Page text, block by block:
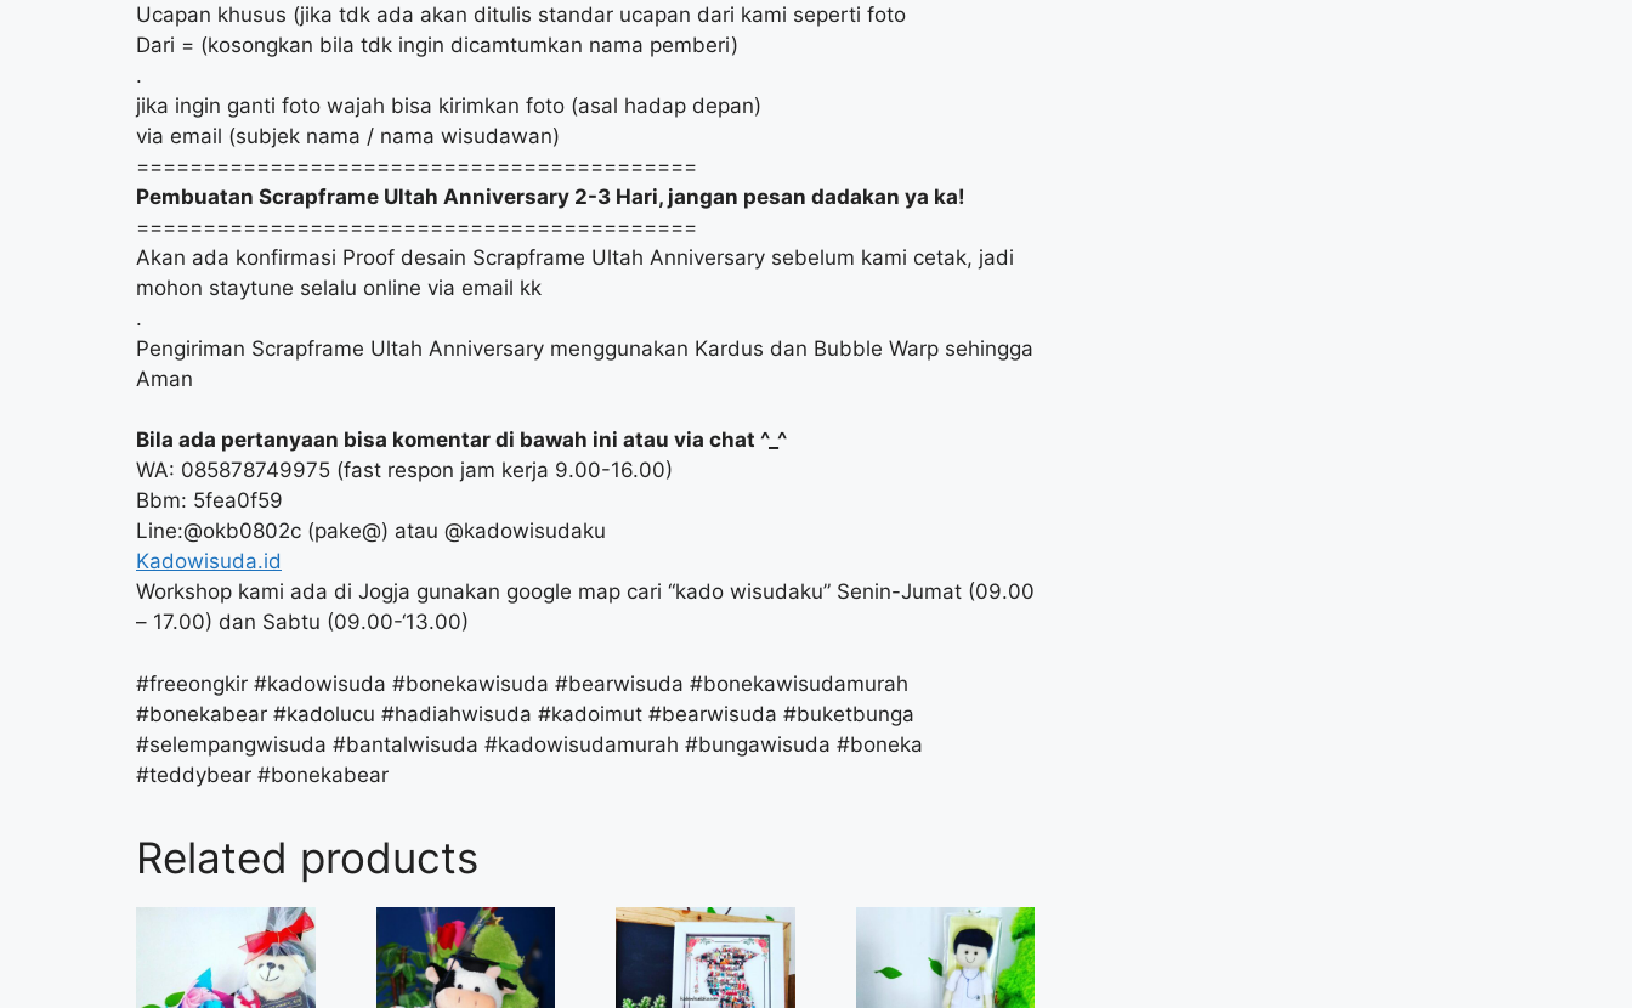
Ucapan khusus (jika tdk ada akan ditulis standar ucapan dari kami seperti foto
Dari = (kosongkan bila tdk ingin dicamtumkan nama pemberi)
.
jika ingin ganti foto wajah bisa kirimkan foto (asal hadap depan)
via email (subjek nama / nama wisudawan)
==========================================
Pembuatan Scrapframe Ultah Anniversary 2-3 Hari, jangan pesan dadakan ya ka!
==========================================
Akan ada konfirmasi Proof desain Scrapframe Ultah Anniversary sebelum kami cetak, jadi
mohon staytune selalu online via email kk
.
Pengiriman Scrapframe Ultah Anniversary menggunakan Kardus dan Bubble Warp sehingga
Aman
Bila ada pertanyaan bisa komentar di bawah ini atau via chat ^_^
WA: 085878749975 (fast respon jam kerja 9.00-16.00)
Bbm: 5fea0f59
Line:@okb0802c (pake@) atau @kadowisudaku
Kadowisuda.id
Workshop kami ada di Jogja gunakan google map cari “kado wisudaku” Senin-Jumat (09.00
– 17.00) dan Sabtu (09.00-‘13.00)
#freeongkir #kadowisuda #bonekawisuda #bearwisuda #bonekawisudamurah
#bonekabear #kadolucu #hadiahwisuda #kadoimut #bearwisuda #buketbunga
#selempangwisuda #bantalwisuda #kadowisudamurah #bungawisuda #boneka
#teddybear #bonekabear
Related products